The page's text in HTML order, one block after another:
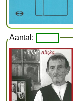
Aantal: